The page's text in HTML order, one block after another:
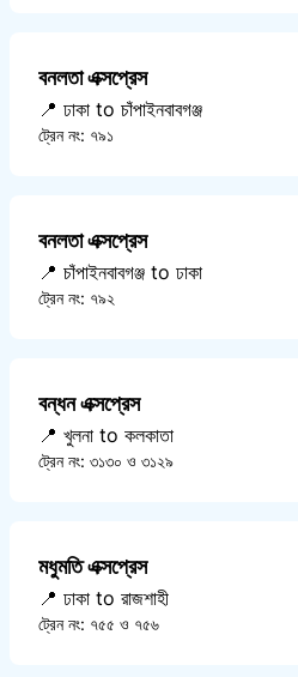
বনলতা এক্সপ্রেস
📍 ঢাকা to চাঁপাইনবাবগঞ্জ
ট্রেন নং: ৭৯১
বনলতা এক্সপ্রেস
📍 চাঁপাইনবাবগঞ্জ to ঢাকা
ট্রেন নং: ৭৯২
বন্ধন এক্সপ্রেস
📍 খুলনা to কলকাতা
ট্রেন নং: ৩১৩০ ও ৩১২৯
মধুমতি এক্সপ্রেস
📍 ঢাকা to রাজশাহী
ট্রেন নং: ৭৫৫ ও ৭৫৬